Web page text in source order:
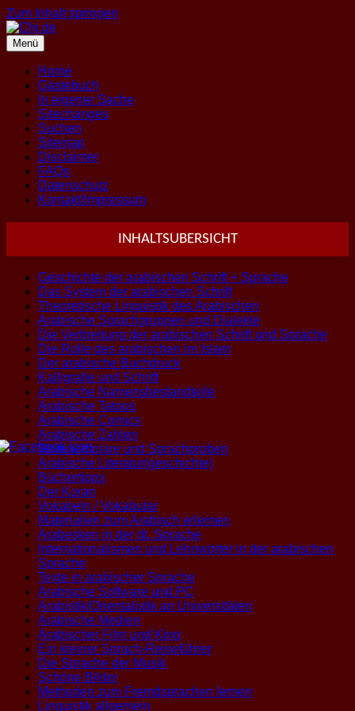
Zum Inhalt springen
Menü
Home
Gästebuch
In eigener Sache
Sitechanges
Suchen
Sitemap
Disclaimer
FAQs
Datenschutz
Kontakt/Impressum
INHALTSUBERSICHT
Geschichte der arabischen Schrift + Sprache
Das System der arabischen Schrift
Theoretische Linguistik des Arabischen
Arabische Sprachgruppen und Dialekte
Die Verbreitung der arabischen Schrift und Sprache
Die Rolle des arabischen im Islam
Der arabische Buchdruck
Kalligrafie und Schrift
Arabische Namensbestandteile
Arabische Tatoos
Arabische Comics
Arabische Zahlen
Textexemplare und Sprachproben
Arabische Literatur(geschichte)
Büchertipps
Der Koran
Vokabeln / Vokabular
Materialien zum Arabisch erlernen
Arabesken in der dt. Sprache
Internationalismen und Lehnwörter in der arabischen
Sprache
Texte in arabischer Sprache
Arabische Software und PC
Arabistik/Orientalistik an Universitäten
Arabische Medien
Arabischer Film und Kino
Ein kleiner Sprach-Reiseführer
Die Sprache der Musik
Schöne Bilder
Methoden zum Fremdsprachen lernen
Linguistik allgemein